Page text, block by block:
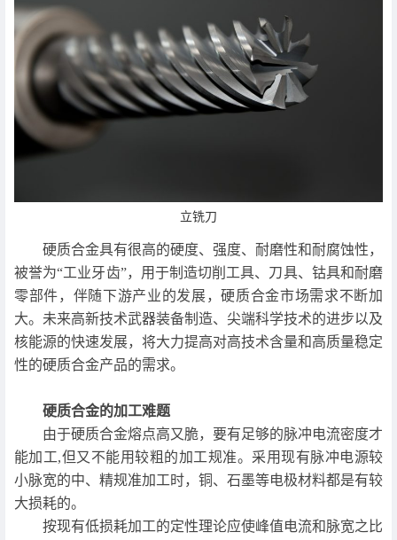
立铣刀
硬质合金具有很高的硬度、强度、耐磨性和耐腐蚀性，
被誉为“工业牙齿”，用于制造切削工具、刀具、钴具和耐磨
零部件，伴随下游产业的发展，硬质合金市场需求不断加
大。未来高新技术武器装备制造、尖端科学技术的进步以及
核能源的快速发展，将大力提高对高技术含量和高质量稳定
性的硬质合金产品的需求。
硬质合金的加工难题
由于硬质合金熔点高又脆，要有足够的脉冲电流密度才
能加工,但又不能用较粗的加工规准。采用现有脉冲电源较
小脉宽的中、精规准加工时，铜、石墨等电极材料都是有较
大损耗的。
按现有低损耗加工的定性理论应使峰值电流和脉宽之比